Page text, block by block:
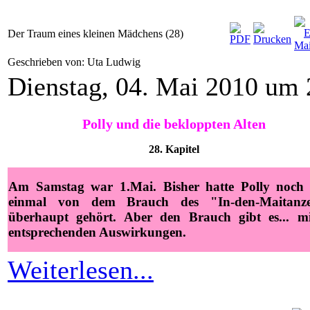
Der Traum eines kleinen Mädchens (28)
Geschrieben von: Uta Ludwig
Dienstag, 04. Mai 2010 um
Polly und die bekloppten Alten
28. Kapitel
Am Samstag war 1.Mai. Bisher hatte Polly noch
einmal von dem Brauch des "In-den-
überhaupt gehört. Aber den Brauch gibt es...
entsprechenden Auswirkungen.
Weiterlesen...